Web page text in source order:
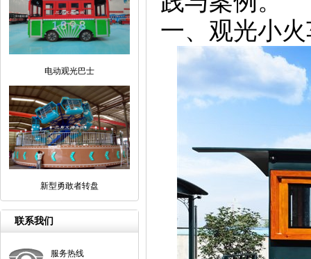
电动观光巴士
新型勇敢者转盘
联系我们
服务热线
一、观光小